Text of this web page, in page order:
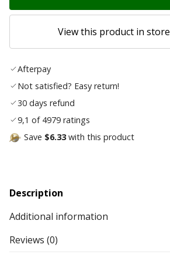
View this product in store
Afterpay
Not satisfied? Easy return!
30 days refund
9,1 of 4979 ratings
Save $6.33with this product
Description
Additional information
Reviews (0)